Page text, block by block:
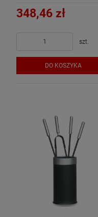
ArtFuego
348,46 zł
szt.
DO KOSZYKA